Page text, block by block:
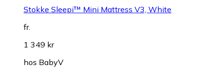
Stokke Sleepi™ Mini Mattress V3, White
fr.
1 349 kr
hos BabyV